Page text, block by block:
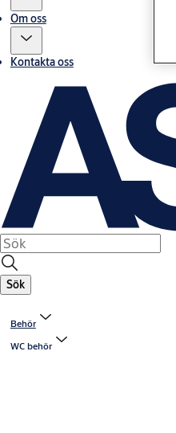
Om oss
Kontakta oss
Sök
Behör
WC behör